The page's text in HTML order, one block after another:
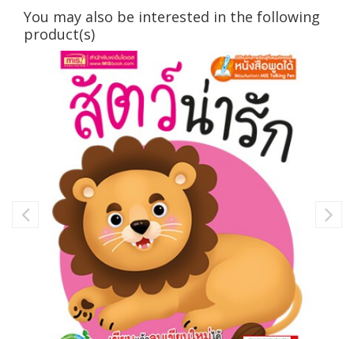
You may also be interested in the following
product(s)